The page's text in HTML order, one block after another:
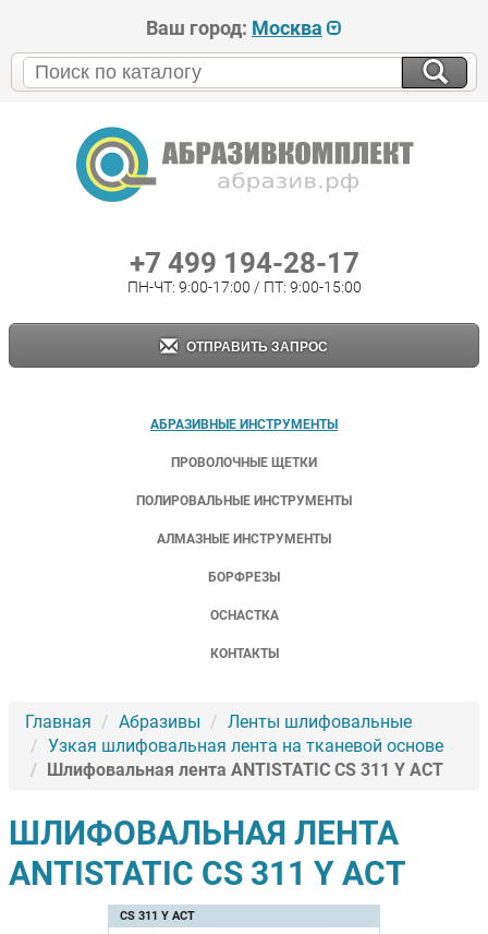
Ваш город: Москва
+7 499 194-28-17
ПН-ЧТ: 9:00-17:00 / ПТ: 9:00-15:00
ОТПРАВИТЬ ЗАПРОС
АБРАЗИВНЫЕ ИНСТРУМЕНТЫ
ПРОВОЛОЧНЫЕ ЩЕТКИ
ПОЛИРОВАЛЬНЫЕ ИНСТРУМЕНТЫ
АЛМАЗНЫЕ ИНСТРУМЕНТЫ
БОРФРЕЗЫ
ОСНАСТКА
КОНТАКТЫ
Главная Абразивы
Ленты шлифовальные
Узкая шлифовальная лента на тканевой основе
Шлифовальная лента ANTISTATIC CS 311 Y ACT
ШЛИФОВАЛЬНАЯ ЛЕНТА
ANTISTATIC CS 311 Y ACT
CS 311 Y ACT